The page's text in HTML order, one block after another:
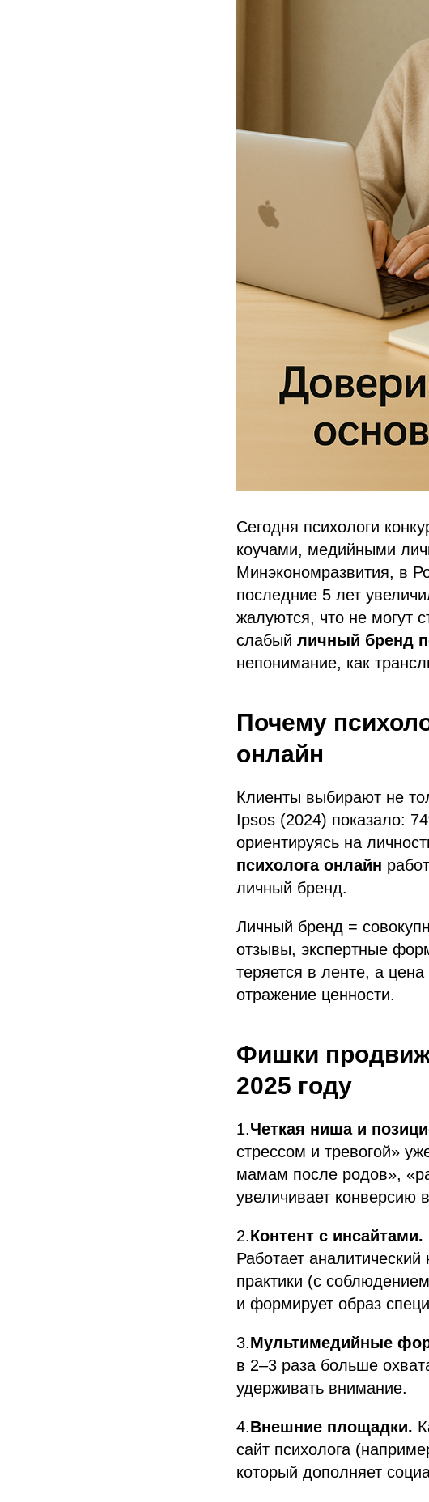
Сегодня психологи
коучами, медийными
Минэкономразвития, в
последние 5 лет
жалуются, что не могут
слабый личный бренд
непонимание, как
Почему
онлайн
Клиенты выбирают не
Ipsos (2024) показало:
ориентируясь на
психолога онлайн
личный бренд.
Личный бренд =
отзывы, экспертные
теряется в ленте, а
отражение ценности.
Фишки
2025 году
1.Четкая ниша и
стрессом и тревогой»
мамам после родов»,
увеличивает конверсию
2.Контент с инсайтами.
Работает
практики (с
и формирует образ
3.Мультимедийные
в 2–3 раза больше
удерживать внимание.
4.Внешние площадки.
сайт психолога
который дополняет